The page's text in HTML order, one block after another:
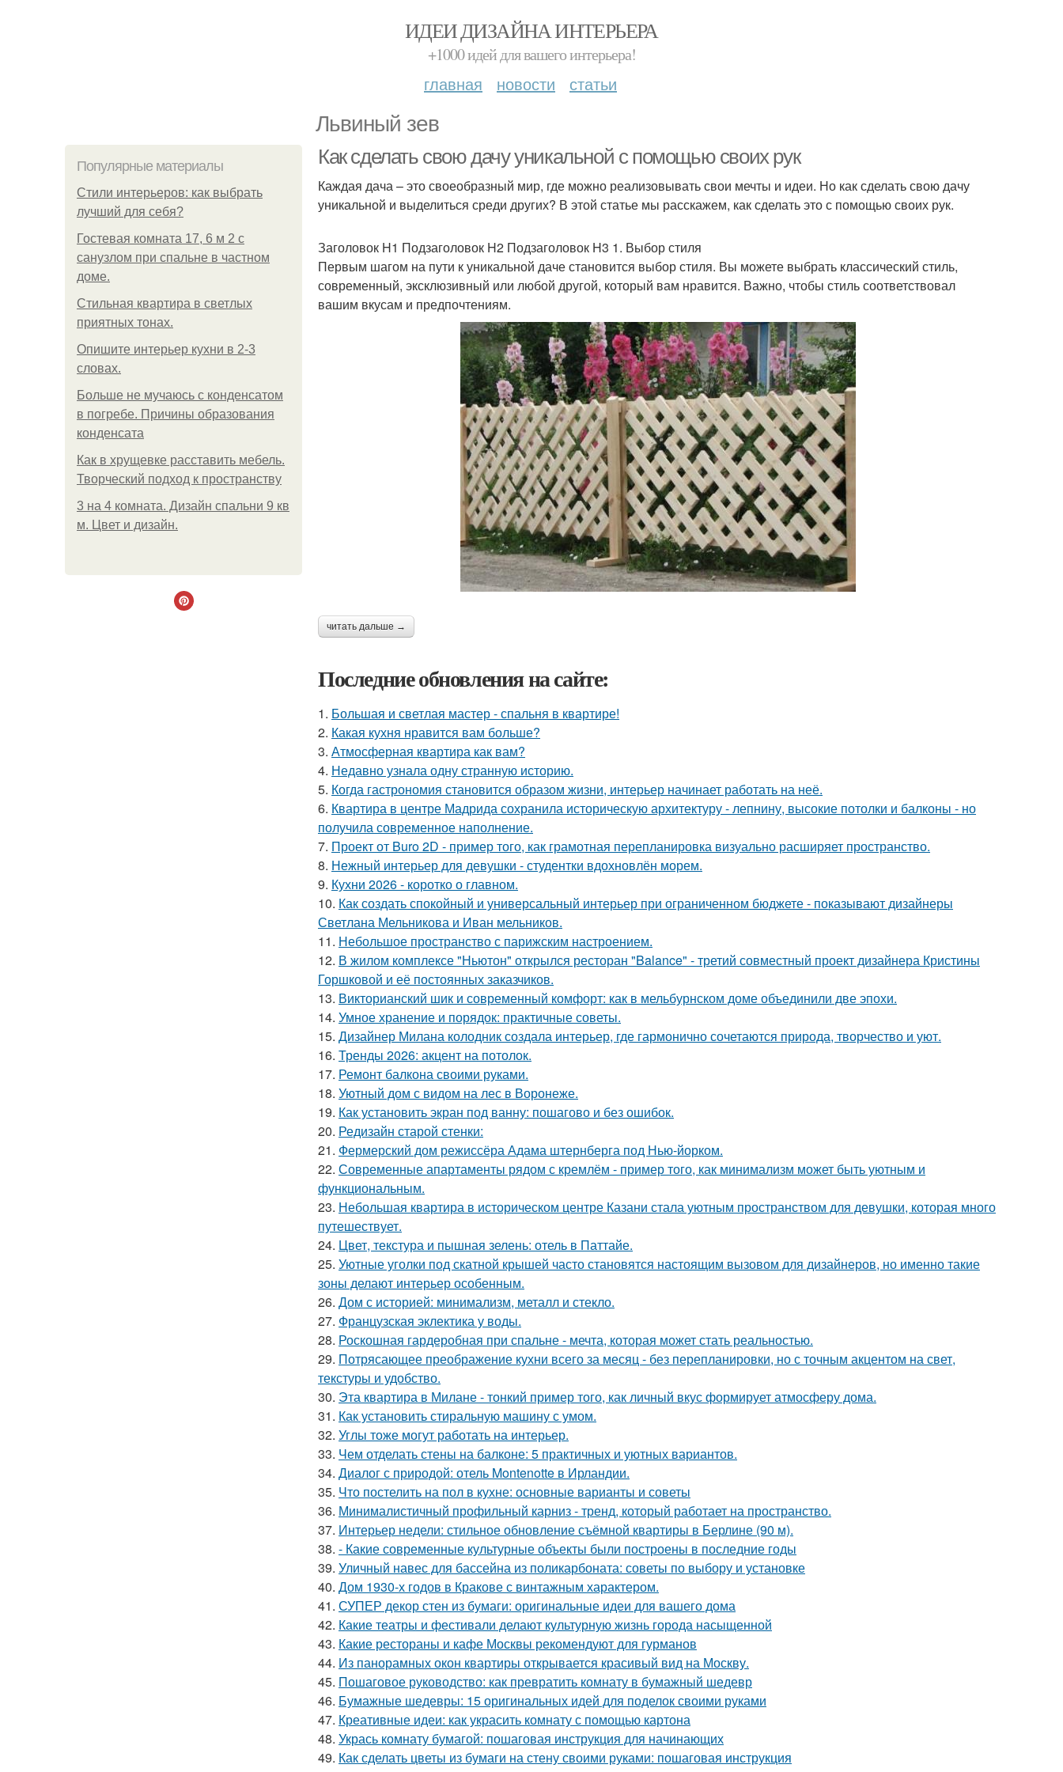
ИДЕИ ДИЗАЙНА ИНТЕРЬЕРА
+1000 идей для вашего интерьера!
главная новости статьи
Львиный зев
Популярные материалы
Стили интерьеров: как выбрать
лучший для себя?
Гостевая комната 17, 6 м 2 с
санузлом при спальне в частном
доме.
Стильная квартира в светлых
приятных тонах.
Опишите интерьер кухни в 2-3
словах.
Больше не мучаюсь с конденсатом
в погребе. Причины образования
конденсата
Как в хрущевке расставить мебель.
Творческий подход к пространству
3 на 4 комната. Дизайн спальни 9 кв
м. Цвет и дизайн.
Как сделать свою дачу уникальной с помощью своих рук
Каждая дача – это своеобразный мир, где можно реализовывать свои мечты и идеи. Но как сделать свою дачу
уникальной и выделиться среди других? В этой статье мы расскажем, как сделать это с помощью своих рук.
Заголовок H1 Подзаголовок H2 Подзаголовок H3 1. Выбор стиля
Первым шагом на пути к уникальной даче становится выбор стиля. Вы можете выбрать классический стиль,
современный, эксклюзивный или любой другой, который вам нравится. Важно, чтобы стиль соответствовал
вашим вкусам и предпочтениям.
читать дальше →
Последние обновления на сайте:
1. Большая и светлая мастер - спальня в квартире!
2. Какая кухня нравится вам больше?
3. Атмосферная квартира как вам?
4. Недавно узнала одну странную историю.
5. Когда гастрономия становится образом жизни, интерьер начинает работать на неё.
6. Квартира в центре Мадрида сохранила историческую архитектуру - лепнину, высокие потолки и балконы - но
получила современное наполнение.
7. Проект от Buro 2D - пример того, как грамотная перепланировка визуально расширяет пространство.
8. Нежный интерьер для девушки - студентки вдохновлён морем.
9. Кухни 2026 - коротко о главном.
10. Как создать спокойный и универсальный интерьер при ограниченном бюджете - показывают дизайнеры
Светлана Мельникова и Иван мельников.
11. Небольшое пространство с парижским настроением.
12. В жилом комплексе "Ньютон" открылся ресторан "Balance" - третий совместный проект дизайнера Кристины
Горшковой и её постоянных заказчиков.
13. Викторианский шик и современный комфорт: как в мельбурнском доме объединили две эпохи.
14. Умное хранение и порядок: практичные советы.
15. Дизайнер Милана колодник создала интерьер, где гармонично сочетаются природа, творчество и уют.
16. Тренды 2026: акцент на потолок.
17. Ремонт балкона своими руками.
18. Уютный дом с видом на лес в Воронеже.
19. Как установить экран под ванну: пошагово и без ошибок.
20. Редизайн старой стенки:
21. Фермерский дом режиссёра Адама штернберга под Нью-йорком.
22. Современные апартаменты рядом с кремлём - пример того, как минимализм может быть уютным и
функциональным.
23. Небольшая квартира в историческом центре Казани стала уютным пространством для девушки, которая много
путешествует.
24. Цвет, текстура и пышная зелень: отель в Паттайе.
25. Уютные уголки под скатной крышей часто становятся настоящим вызовом для дизайнеров, но именно такие
зоны делают интерьер особенным.
26. Дом с историей: минимализм, металл и стекло.
27. Французская эклектика у воды.
28. Роскошная гардеробная при спальне - мечта, которая может стать реальностью.
29. Потрясающее преображение кухни всего за месяц - без перепланировки, но с точным акцентом на свет,
текстуры и удобство.
30. Эта квартира в Милане - тонкий пример того, как личный вкус формирует атмосферу дома.
31. Как установить стиральную машину с умом.
32. Углы тоже могут работать на интерьер.
33. Чем отделать стены на балконе: 5 практичных и уютных вариантов.
34. Диалог с природой: отель Montenotte в Ирландии.
35. Что постелить на пол в кухне: основные варианты и советы
36. Минималистичный профильный карниз - тренд, который работает на пространство.
37. Интерьер недели: стильное обновление съёмной квартиры в Берлине (90 м).
38. - Какие современные культурные объекты были построены в последние годы
39. Уличный навес для бассейна из поликарбоната: советы по выбору и установке
40. Дом 1930-х годов в Кракове с винтажным характером.
41. СУПЕР декор стен из бумаги: оригинальные идеи для вашего дома
42. Какие театры и фестивали делают культурную жизнь города насыщенной
43. Какие рестораны и кафе Москвы рекомендуют для гурманов
44. Из панорамных окон квартиры открывается красивый вид на Москву.
45. Пошаговое руководство: как превратить комнату в бумажный шедевр
46. Бумажные шедевры: 15 оригинальных идей для поделок своими руками
47. Креативные идеи: как украсить комнату с помощью картона
48. Укрась комнату бумагой: пошаговая инструкция для начинающих
49. Как сделать цветы из бумаги на стену своими руками: пошаговая инструкция